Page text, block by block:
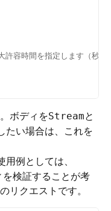
許容時間を指定します（秒単
ボディをStreamと
たい場合は、これを
用例としては、
検証することが考
リクエストです。